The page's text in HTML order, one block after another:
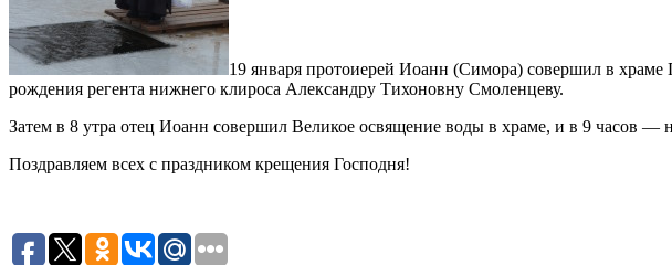
19 января протоиерей Иоанн (Симора) совершил в
рождения регента нижнего клироса Александру Тихоновну Смоленцеву.
Затем в 8 утра отец Иоанн совершил Великое освящение воды в храме, и в 9 часов —
Поздравляем всех с праздником крещения Господня!